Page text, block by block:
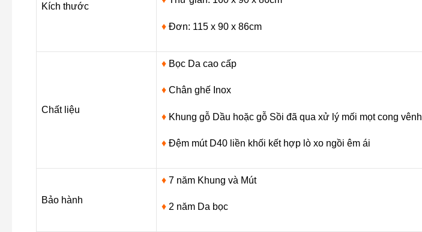
lượngKích thước
♦ Đơn: 115 x 90 x 86cm
Chất liệu
♦ Bọc Da cao cấp
♦ Chân ghế Inox
♦ Khung gỗ Dầu hoặc gỗ Sồi đã qua xử lý mối mọt cong vênh
♦ Đệm mút D40 liền khối kết hợp lò xo ngồi êm ái
Bảo hành
♦ 7 năm Khung và Mút
♦ 2 năm Da bọc